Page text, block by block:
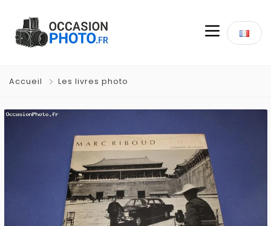
Accueil Les livres photo